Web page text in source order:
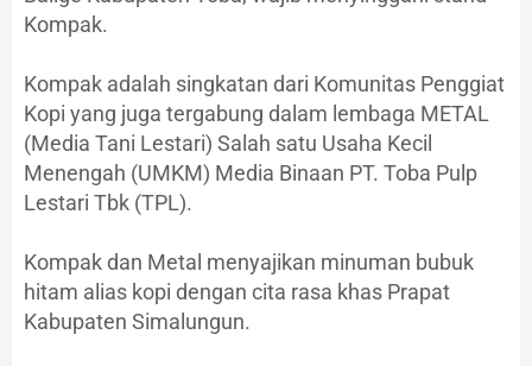
Kompak.
Kompak adalah singkatan dari Komunitas Penggiat
Kopi yang juga tergabung dalam lembaga METAL
(Media Tani Lestari) Salah satu Usaha Kecil
Menengah (UMKM) Media Binaan PT. Toba Pulp
Lestari Tbk (TPL).
Kompak dan Metal menyajikan minuman bubuk
hitam alias kopi dengan cita rasa khas Prapat
Kabupaten Simalungun.